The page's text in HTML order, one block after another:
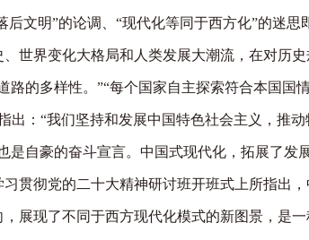
明”的论调、“现代化等同于西方化”的迷思
界变化大格局和人类发展大潮流，在对历
的多样性。”“每个国家自主探索符合本国国
：“我们坚持和发展中国特色社会主义，推
自豪的奋斗宣言。中国式现代化，拓展了
贯彻党的二十大精神研讨班开班式上所指出
展现了不同于西方现代化模式的新图景，是一